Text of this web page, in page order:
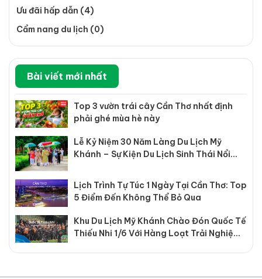
Ưu đãi hấp dẫn (4)
Cẩm nang du lịch (0)
Bài viết mới nhất
Top 3 vườn trái cây Cần Thơ nhất định
phải ghé mùa hè này
Lễ Kỷ Niệm 30 Năm Làng Du Lịch Mỹ
Khánh – Sự Kiện Du Lịch Sinh Thái Nổi
Lịch Trình Tự Túc 1 Ngày Tại Cần Thơ: Top
5 Điểm Đến Không Thể Bỏ Qua
Khu Du Lịch Mỹ Khánh Chào Đón Quốc Tế
Thiếu Nhi 1/6 Với Hàng Loạt Trải Nghiệm